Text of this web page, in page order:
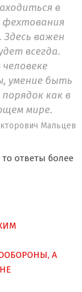
в
фехтования
Здесь важен
всегда.
умение быть
как в
мире.
Мальцев
ответы более
А